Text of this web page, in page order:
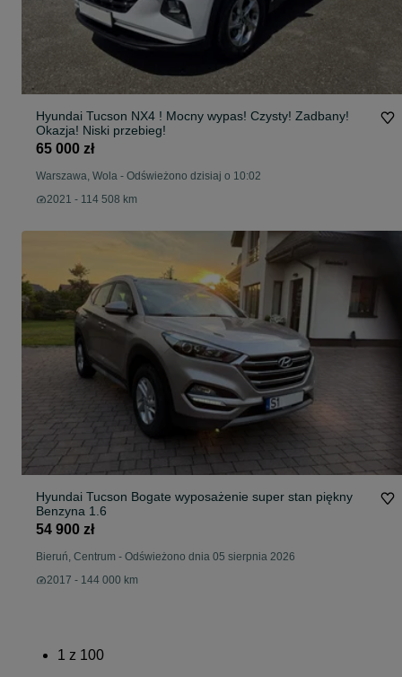
Hyundai Tucson NX4 ! Mocny wypas! Czysty! Zadbany!
Okazja! Niski przebieg!
65 000 zł
Warszawa, Wola - Odświeżono dzisiaj o 10:02
2021 - 114 508 km
Hyundai Tucson Bogate wyposażenie super stan piękny
Benzyna 1.6
54 900 zł
Bieruń, Centrum - Odświeżono dnia 05 sierpnia 2026
2017 - 144 000 km
1 z 100